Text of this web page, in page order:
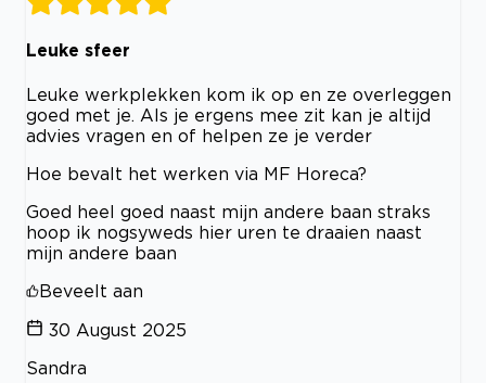
Leuke sfeer
Leuke werkplekken kom ik op en ze overleggen
goed met je. Als je ergens mee zit kan je altijd
advies vragen en of helpen ze je verder
Hoe bevalt het werken via MF Horeca?
Goed heel goed naast mijn andere baan straks
hoop ik nogsyweds hier uren te draaien naast
mijn andere baan
Beveelt aan
30 August 2025
Sandra